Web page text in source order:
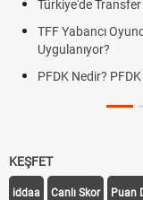
Türkiye'de
TFF Yabancı
Uygulanıyor?
PFDK Nedir?
KEŞFET
iddaa Canlı Skor Puan